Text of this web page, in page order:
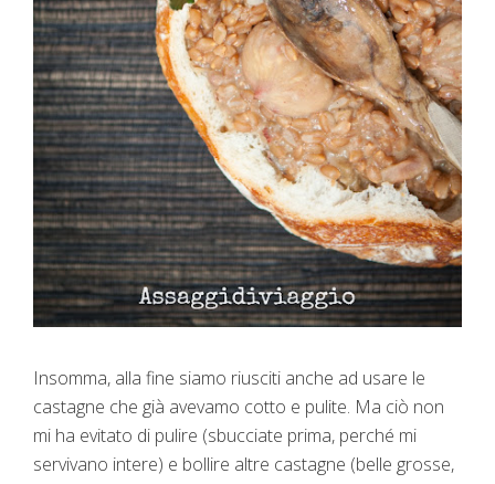
Insomma, alla fine siamo riusciti anche ad usare le
castagne che già avevamo cotto e pulite. Ma ciò non
mi ha evitato di pulire (sbucciate prima, perché mi
servivano intere) e bollire altre castagne (belle grosse,